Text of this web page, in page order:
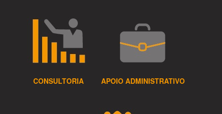
CONSULTORIA APOIO ADMINISTRATIVO